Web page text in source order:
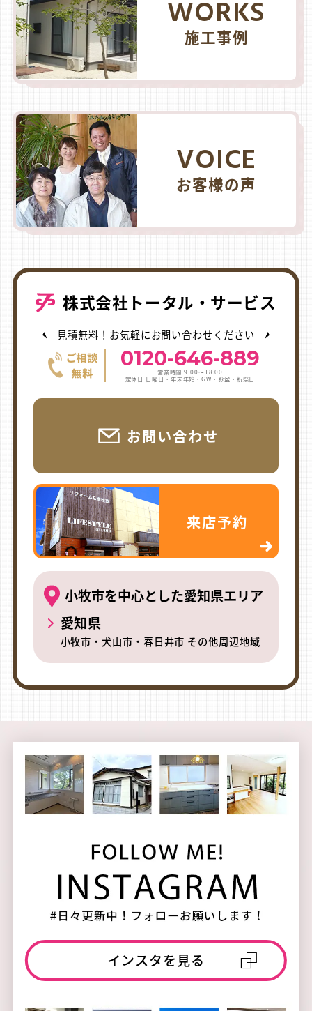
WORKS
施工事例
VOICE
お客様の声
株式会社トータル・サービス
見積無料！お気軽にお問い合わせください
0120-646-889
営業時間 9:00〜18:00
定休日 日曜日・年末年始・GW・お盆・祝祭日
お問い合わせ
来店予約
小牧市を中心とした愛知県エリア
愛知県
小牧市・犬山市・春日井市 その他周辺地域
インスタを見る